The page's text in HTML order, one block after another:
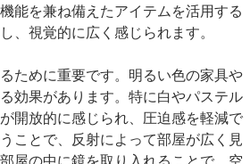
能を兼ね備えたアイテムを活用する
、視覚的に広く感じられます。
ために重要です。明るい色の家具や
効果があります。特に白やパステル
開放的に感じられ、圧迫感を軽減で
ことで、反射によって部屋が広く見